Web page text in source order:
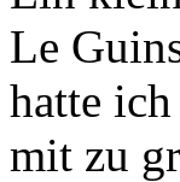
Le
hatte
mit zu